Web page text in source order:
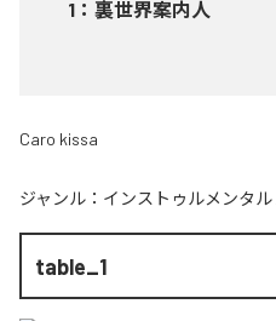
1 ： 裏世界案内人
Caro kissa
ジャンル： インストゥルメンタル
table_1